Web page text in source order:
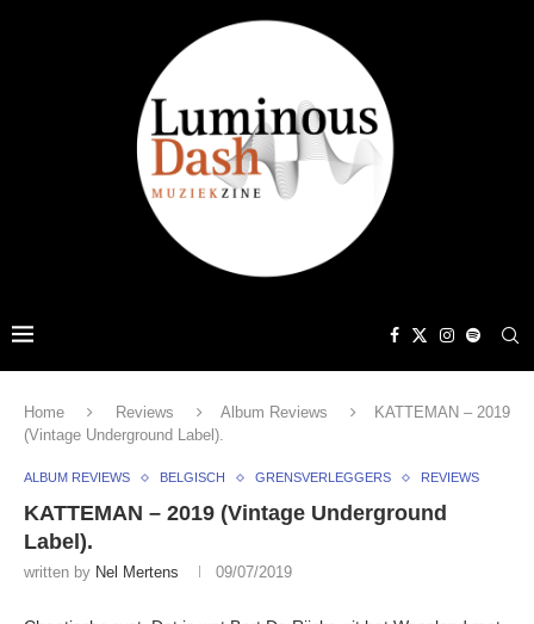
Home Reviews Album Reviews
KATTEMAN – 2019
(Vintage Underground Label).
ALBUM REVIEWS BELGISCH GRENSVERLEGGERS REVIEWS
KATTEMAN – 2019 (Vintage Underground
Label).
written by Nel Mertens 09/07/2019